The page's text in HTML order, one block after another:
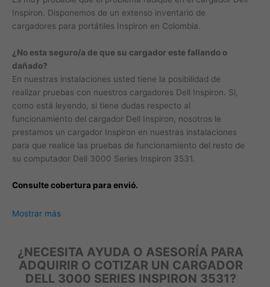
Inspiron. Disponemos de un extenso inventario de
cargadores para portátiles Inspiron en Colombia.
¿No esta seguro/a de que su cargador este fallando o
dañado?
En nuestras instalaciones usted tiene la posibilidad de
realizar pruebas con nuestros cargadores Dell Inspiron. Si,
como está leyendo, si tiene dudas respecto al
funcionamiento del cargador Dell Inspiron, nosotros le
prestamos un cargador Inspiron en nuestras instalaciones
para que realice las pruebas de funcionamiento del resto de
su computador Dell 3000 Series Inspiron 3531.
Consulte cobertura para envió.
Leticia, Medellín, Arauca, Barranquilla, Cartagena, Tunja,
Riohacha, Santa Marta, Villavicencio, Pasto, Cúcuta, Mocoa,
Armenia, Pereira, San Andrés, Bucaramanga, Sincelejo,
Ibagué, Cali, Mitú, Puerto Carreño.
Mostrar más
¿NECESITA AYUDA O ASESORÍA PARA
ADQUIRIR O COTIZAR UN CARGADOR
DELL 3000 SERIES INSPIRON 3531?